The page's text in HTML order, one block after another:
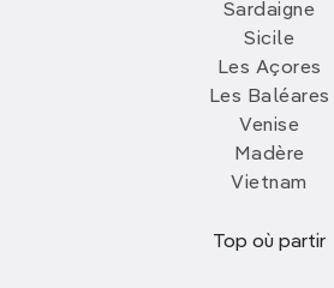
Sardaigne
Sicile
Les Açores
Les Baléares
Venise
Madère
Vietnam
Top où partir